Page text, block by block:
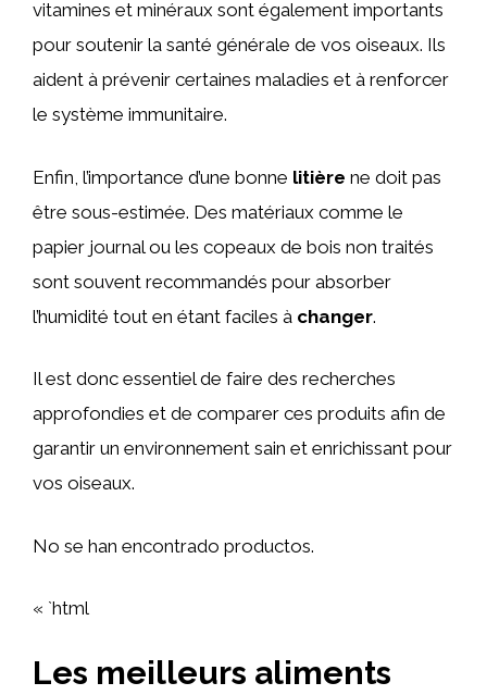
vitamines et minéraux sont également importants
pour soutenir la santé générale de vos oiseaux. Ils
aident à prévenir certaines maladies et à renforcer
le système immunitaire.
Enfin, l’importance d’une bonne litière ne doit pas
être sous-estimée. Des matériaux comme le
papier journal ou les copeaux de bois non traités
sont souvent recommandés pour absorber
l’humidité tout en étant faciles à changer.
Il est donc essentiel de faire des recherches
approfondies et de comparer ces produits afin de
garantir un environnement sain et enrichissant pour
vos oiseaux.
No se han encontrado productos.
« `html
Les meilleurs aliments